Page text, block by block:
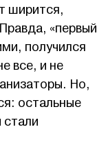
ширится,
«первый
получился
все, и не
Но,
остальные